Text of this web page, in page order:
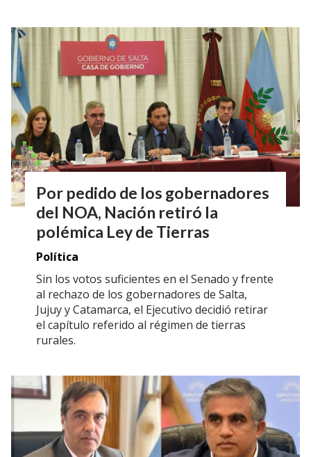
Por pedido de los gobernadores
del NOA, Nación retiró la
polémica Ley de Tierras
Política
Sin los votos suficientes en el Senado y frente
al rechazo de los gobernadores de Salta,
Jujuy y Catamarca, el Ejecutivo decidió retirar
el capítulo referido al régimen de tierras
rurales.